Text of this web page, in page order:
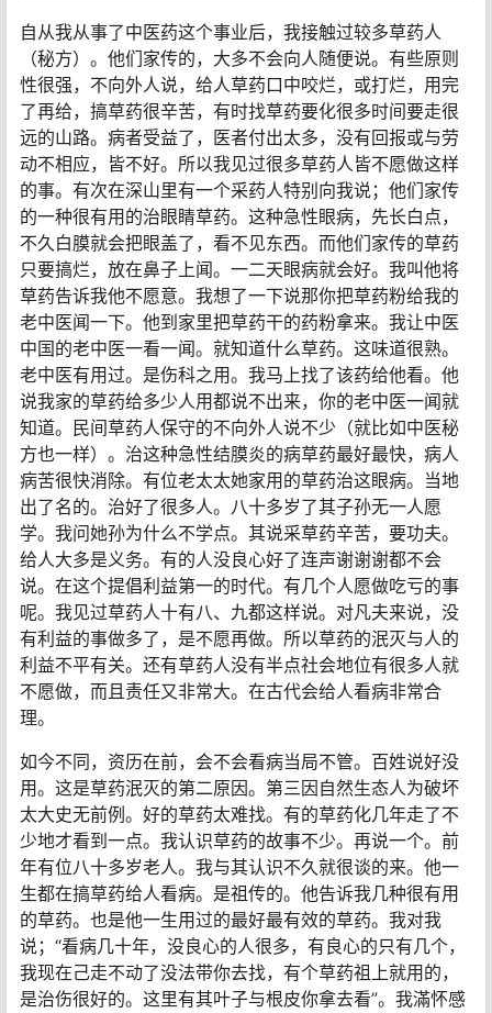
自从我从事了中医药这个事业后，我接触过较多草药人
（秘方）。他们家传的，大多不会向人随便说。有些原则
性很强，不向外人说，给人草药口中咬烂，或打烂，用完
了再给，搞草药很辛苦，有时找草药要化很多时间要走很
远的山路。病者受益了，医者付出太多，没有回报或与劳
动不相应，皆不好。所以我见过很多草药人皆不愿做这样
的事。有次在深山里有一个采药人特别向我说；他们家传
的一种很有用的治眼睛草药。这种急性眼病，先长白点，
不久白膜就会把眼盖了，看不见东西。而他们家传的草药
只要搞烂，放在鼻子上闻。一二天眼病就会好。我叫他将
草药告诉我他不愿意。我想了一下说那你把草药粉给我的
老中医闻一下。他到家里把草药干的药粉拿来。我让中医
中国的老中医一看一闻。就知道什么草药。这味道很熟。
老中医有用过。是伤科之用。我马上找了该药给他看。他
说我家的草药给多少人用都说不出来，你的老中医一闻就
知道。民间草药人保守的不向外人说不少（就比如中医秘
方也一样）。治这种急性结膜炎的病草药最好最快，病人
病苦很快消除。有位老太太她家用的草药治这眼病。当地
出了名的。治好了很多人。八十多岁了其子孙无一人愿
学。我问她孙为什么不学点。其说采草药辛苦，要功夫。
给人大多是义务。有的人没良心好了连声谢谢谢都不会
说。在这个提倡利益第一的时代。有几个人愿做吃亏的事
呢。我见过草药人十有八、九都这样说。对凡夫来说，没
有利益的事做多了，是不愿再做。所以草药的泯灭与人的
利益不平有关。还有草药人没有半点社会地位有很多人就
不愿做，而且责任又非常大。在古代会给人看病非常合
理。
如今不同，资历在前，会不会看病当局不管。百姓说好没
用。这是草药泯灭的第二原因。第三因自然生态人为破坏
太大史无前例。好的草药太难找。有的草药化几年走了不
少地才看到一点。我认识草药的故事不少。再说一个。前
年有位八十多岁老人。我与其认识不久就很谈的来。他一
生都在搞草药给人看病。是祖传的。他告诉我几种很有用
的草药。也是他一生用过的最好最有效的草药。我对我
说；“看病几十年，没良心的人很多，有良心的只有几个，
我现在己走不动了没法带你去找，有个草药祖上就用的，
是治伤很好的。这里有其叶子与根皮你拿去看”。我滿怀感